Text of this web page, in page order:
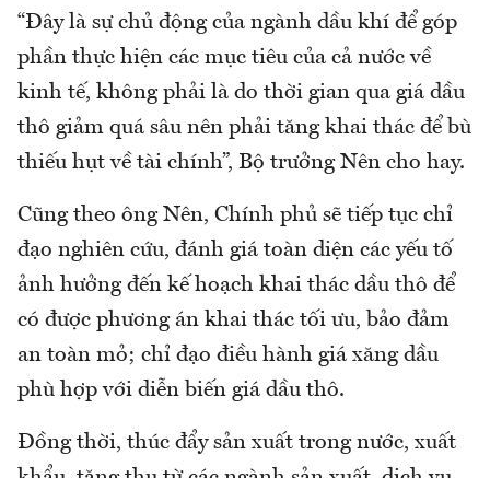
“Đây là sự chủ động của ngành dầu khí để góp
phần thực hiện các mục tiêu của cả nước về
kinh tế, không phải là do thời gian qua giá dầu
thô giảm quá sâu nên phải tăng khai thác để bù
thiếu hụt về tài chính”, Bộ trưởng Nên cho hay.
Cũng theo ông Nên, Chính phủ sẽ tiếp tục chỉ
đạo nghiên cứu, đánh giá toàn diện các yếu tố
ảnh hưởng đến kế hoạch khai thác dầu thô để
có được phương án khai thác tối ưu, bảo đảm
an toàn mỏ; chỉ đạo điều hành giá xăng dầu
phù hợp với diễn biến giá dầu thô.
Đồng thời, thúc đẩy sản xuất trong nước, xuất